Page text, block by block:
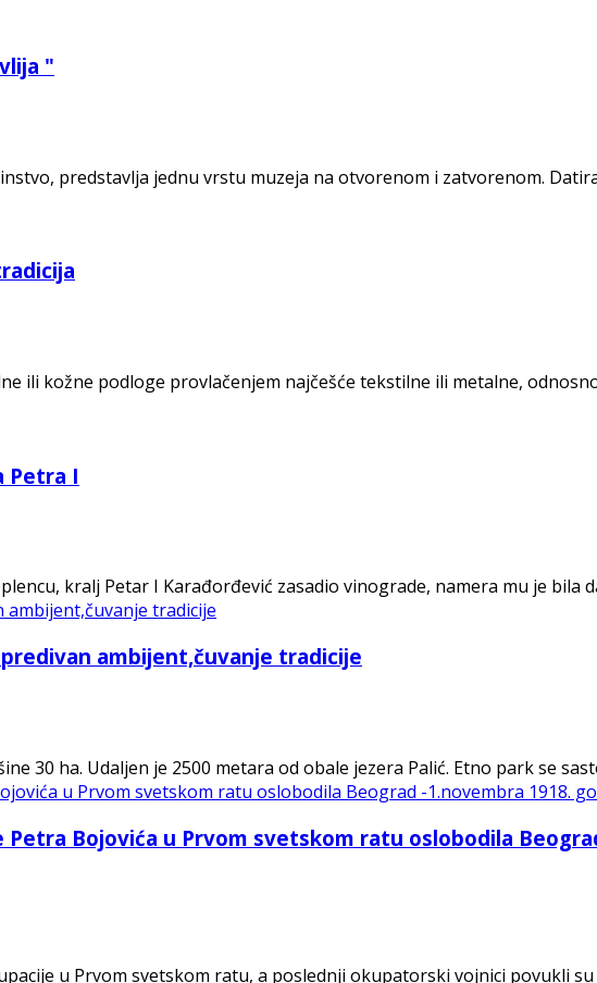
"
predstavlja jednu vrstu muzeja na otvorenom i zatvorenom.
ili kožne podloge provlačenjem najčešće tekstilne ili metalne,
Petra I
kralj Petar I Karađorđević zasadio vinograde, namera mu je bila
ambijent,čuvanje tradicije
30 ha. Udaljen je 2500 metara od obale jezera Palić. Etno park se
Bojovića u Prvom svetskom ratu oslobodila
u Prvom svetskom ratu, a poslednji okupatorski vojnici povukli